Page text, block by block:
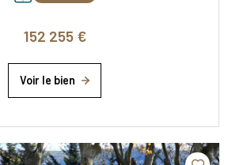
152 255 €
Voir le bien